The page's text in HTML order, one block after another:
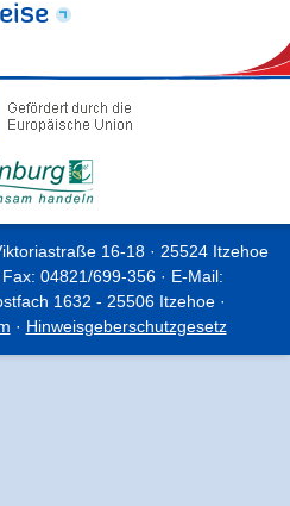
16-18 · 25524 Itzehoe
04821/699-356 · E-Mail:
1632 - 25506 Itzehoe ·
· Hinweisgeberschutzgesetz